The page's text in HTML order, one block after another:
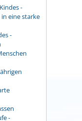
-
eine starke
-
-